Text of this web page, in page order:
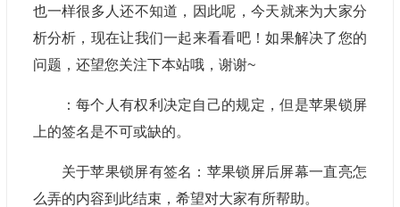
也一样很多人还不知道，因此呢，今天就来为大家分
析分析，现在让我们一起来看看吧！如果解决了您的
问题，还望您关注下本站哦，谢谢~
：每个人有权利决定自己的规定，但是苹果锁屏
上的签名是不可或缺的。
关于苹果锁屏有签名：苹果锁屏后屏幕一直亮怎
么弄的内容到此结束，希望对大家有所帮助。